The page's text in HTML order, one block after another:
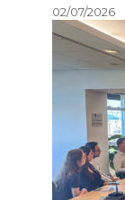
02/07/2026